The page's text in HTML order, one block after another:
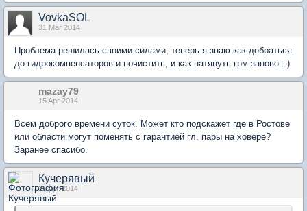
VovkaSOL
31 Mar 2014
Проблема решилась своими силами, теперь я знаю как добраться
до гидрокомпенсаторов и почистить, и как натянуть грм заново :-)
mazay79
15 Apr 2014
Всем доброго времени суток. Может кто подскажет где в Ростове
или области могут поменять с гарантией гл. пары на ховере?
Заранее спасибо.
Кучерявый
21 Apr 2014